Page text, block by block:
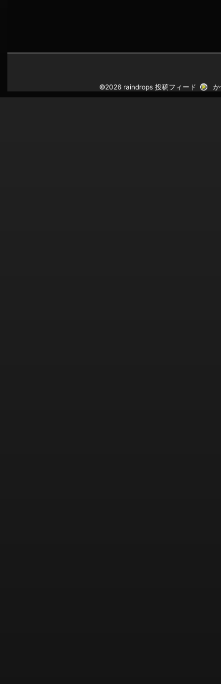
©2026 raindrops投稿フィード